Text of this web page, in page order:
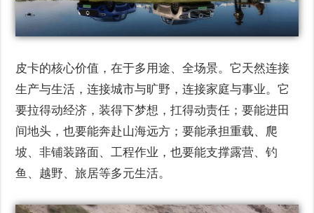
皮卡的核心价值，在于多用途、全场景。它天然连接
生产与生活，连接城市与旷野，连接家庭与事业。它
要拉得动经济，装得下梦想，扛得动责任；要能进田
间地头，也要能奔赴山海远方；要能承担重载、爬
坡、非铺装路面、工程作业，也要能支撑露营、钓
鱼、越野、旅居等多元生活。